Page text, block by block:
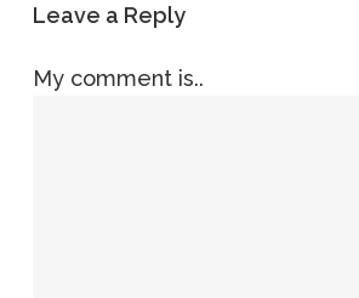
Leave a Reply
My comment is..